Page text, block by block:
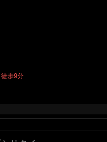
徒歩9分